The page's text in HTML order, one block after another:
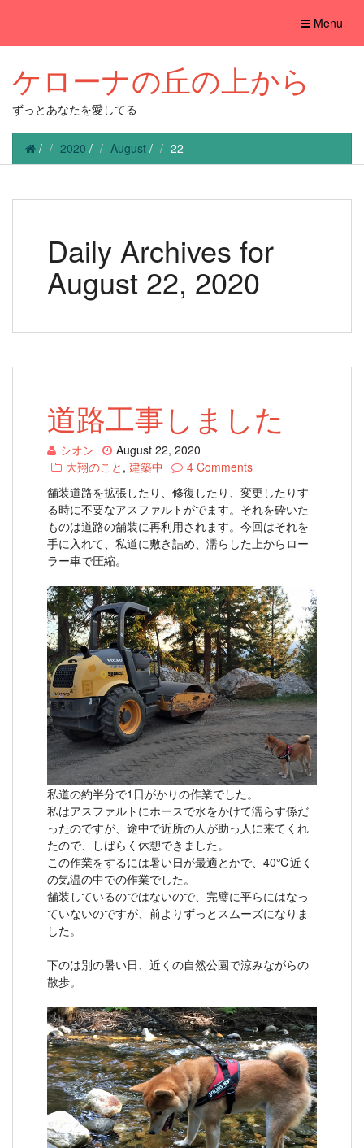
Toggle
Menu
ケローナの丘の上から
ずっとあなたを愛してる
/ 2020 / August / 22
Daily Archives for
August 22, 2020
道路工事しました
シオン
August 22, 2020
大翔のこと , 建築中
4 Comments
舗装道路を拡張したり、修復したり、変更したりす
る時に不要なアスファルトがでます。それを砕いた
ものは道路の舗装に再利用されます。今回はそれを
手に入れて、私道に敷き詰め、濡らした上からロー
ラー車で圧縮。
私道の約半分で1日がかりの作業でした。
私はアスファルトにホースで水をかけて濡らす係だ
ったのですが、途中で近所の人が助っ人に来てくれ
たので、しばらく休憩できました。
この作業をするには暑い日が最適とかで、40℃近く
の気温の中での作業でした。
舗装しているのではないので、完璧に平らにはなっ
ていないのですが、前よりずっとスムーズになりま
した。
下のは別の暑い日、近くの自然公園で涼みながらの
散歩。